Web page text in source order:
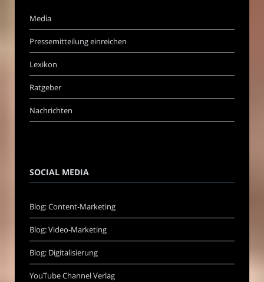
Media
Pressemitteilung einreichen
Lexikon
Ratgeber
Nachrichten
SOCIAL MEDIA
Blog: Content-Marketing
Blog: Video-Marketing
Blog: Digitalisierung
YouTube Channel Verlag